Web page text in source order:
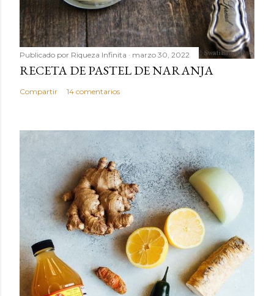
Publicado por Riqueza Infinita marzo 30, 2022
RECETA DE PASTEL DE NARANJA
Compartir 14 comentarios